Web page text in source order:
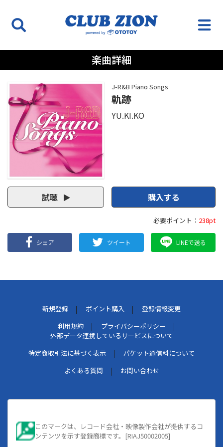
楽曲詳細
J-R&B Piano Songs
軌跡
YU.KI.KO
試聴 購入する
必要ポイント： 238pt
シェア ツイート LINEで送る
新規登録 ポイント購入
登録情報変更
利用規約
プライバシーポリシー
外部データ連携しているサービスについて
特定商取引法に基づく表示
パケット通信料について
よくある質問
お問い合わせ
このマークは、レコード会社・映像製作会社が提供するコ
ンテンツを示す登録商標です。[RIAJ50002005]